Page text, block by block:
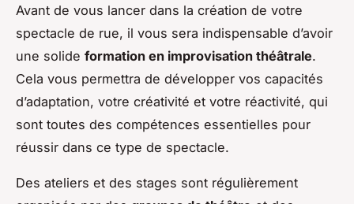
Avant de vous lancer dans la création de votre
spectacle de rue, il vous sera indispensable d’avoir
une solide formation en improvisation théâtrale.
Cela vous permettra de développer vos capacités
d’adaptation, votre créativité et votre réactivité, qui
sont toutes des compétences essentielles pour
réussir dans ce type de spectacle.
Des ateliers et des stages sont régulièrement